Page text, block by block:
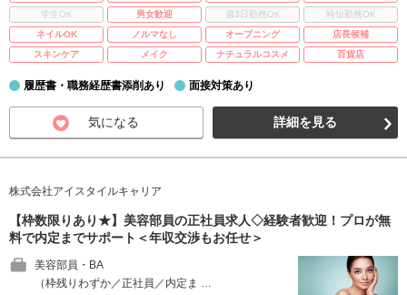
学生OK
男女歓迎 週3日勤務OK
時短勤務OK
ネイルOK
ノルマなし オープニング
店長候補
スキンケア
メイク ナチュラルコスメ 百貨店
履歴書・職務経歴書添削あり 面接対策あり
気になる 詳細を見る
株式会社アイスタイルキャリア
【枠数限りあり★】美容部員の正社員求人◇経験者歓迎！プロが無
料で内定までサポート＜年収交渉もお任せ＞
美容部員・BA
（枠残りわずか／正社員／内定ま …